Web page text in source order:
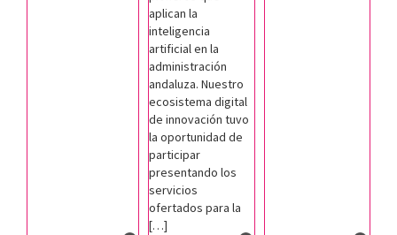
aplican la
inteligencia
artificial en la
administración
andaluza. Nuestro
ecosistema digital
de innovación tuvo
la oportunidad de
participar
presentando los
servicios
ofertados para la
[…]